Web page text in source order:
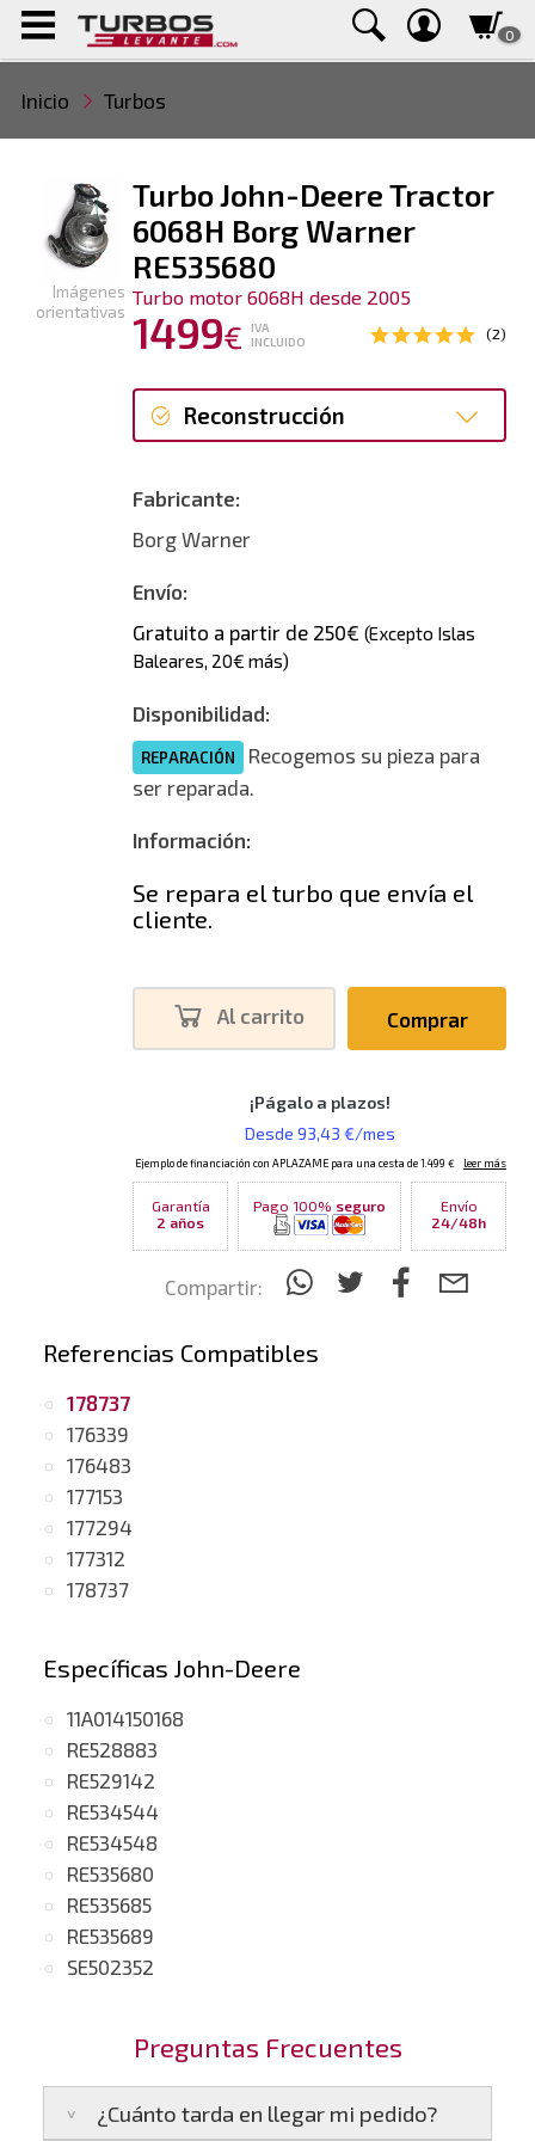
0
Inicio Turbos
Turbo John-Deere Tractor
6068H Borg Warner
RE535680
Turbo motor 6068H desde 2005
1499€
IVA
INCLUIDO
(2)
Reconstrucción
Nuevo
Fabricante:
Borg Warner
Envío:
Gratuito a partir de 250€ (Excepto Islas
Baleares, 20€ más)
Disponibilidad:
REPARACIÓN
Recogemos su pieza para
ser reparada.
Información:
Se repara el turbo que envía el
cliente.
Al carrito Comprar
Garantía
2 años
Pago 100% seguro
Envío
24/48h
Compartir:
Imágenes
orientativas
Referencias Compatibles
178737
176339
176483
177153
177294
177312
178737
Específicas John-Deere
11A014150168
RE528883
RE529142
RE534544
RE534548
RE535680
RE535685
RE535689
SE502352
Preguntas Frecuentes
¿Cuánto tarda en llegar mi pedido?